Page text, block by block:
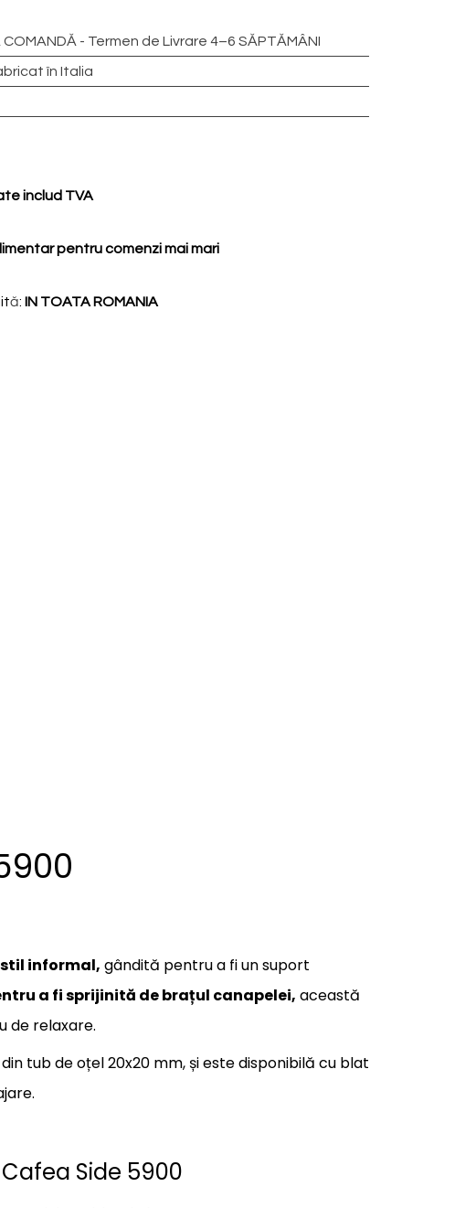
COMANDĂ - Termen de Livrare 4–6 SĂPTĂMÂNI
în Italia
includ TVA
pentru comenzi mai mari
ă: IN TOATA ROMANIA
stil informal, gândită pentru a fi un suport
a fi sprijinită de brațul canapelei, această
de relaxare.
tub de oțel 20x20 mm, și este disponibilă cu blat
Side 5900